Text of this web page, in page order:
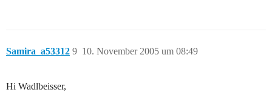
Samira_a53312 10. November 2005 um 08:49
9
Hi Wadlbeisser,